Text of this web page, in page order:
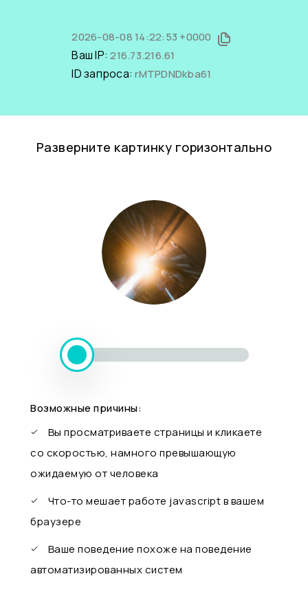
2026-08-08 14:22:53 +0000
Ваш IP:216.73.216.61
ID запроса:rMTPDNDkba61
Разверните картинку горизонтально
Возможные причины:
Вы просматриваете страницы и кликаете
со скоростью, намного превышающую
ожидаемую от человека
Что-то мешает работе javascript в вашем
браузере
Ваше поведение похоже на поведение
автоматизированных систем